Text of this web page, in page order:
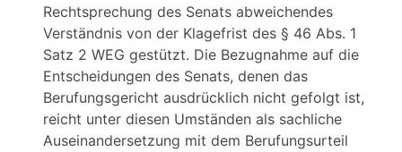
Rechtsprechung des Senats abweichendes
Verständnis von der Klagefrist des § 46 Abs. 1
Satz 2 WEG gestützt. Die Bezugnahme auf die
Entscheidungen des Senats, denen das
Berufungsgericht ausdrücklich nicht gefolgt ist,
reicht unter diesen Umständen als sachliche
Auseinandersetzung mit dem Berufungsurteil